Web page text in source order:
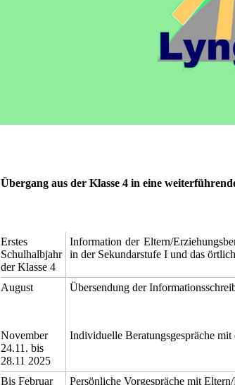
Übergang aus der Klasse 4 in eine
Erstes
Schulhalbjahr
der Klasse 4
Information der Eltern/
in der Sekundarstufe I und das
August
November
24.11. bis
28.11 2025
Übersendung der
Individuelle Beratungsgespräche
Bis Februar Persönliche Vorgespräche mit